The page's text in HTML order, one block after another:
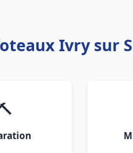
Ivry sur